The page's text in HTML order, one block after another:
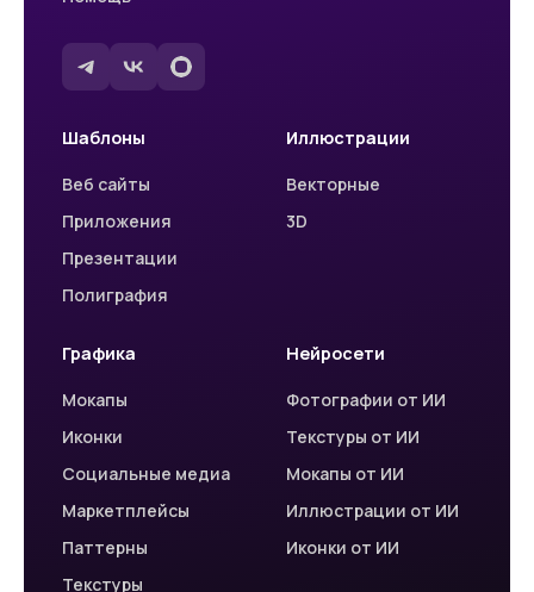
Шаблоны
Веб сайты
Приложения
Презентации
Полиграфия
Иллюстрации
Векторные
3D
Графика
Мокапы
Иконки
Социальные медиа
Маркетплейсы
Паттерны
Текстуры
Нейросети
Фотографии от ИИ
Текстуры от ИИ
Мокапы от ИИ
Иллюстрации от ИИ
Иконки от ИИ